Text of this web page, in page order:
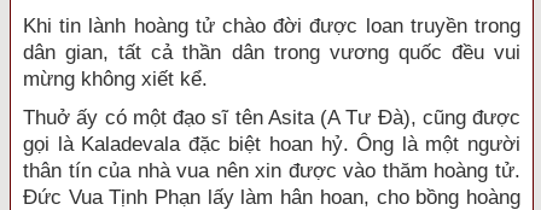
Khi tin lành hoàng tử chào đời được loan truyền trong
dân gian, tất cả thần dân trong vương quốc đều vui
mừng không xiết kể.
Thuở ấy có một đạo sĩ tên Asita (A Tư Đà), cũng được
gọi là Kaladevala đặc biệt hoan hỷ. Ông là một người
thân tín của nhà vua nên xin được vào thăm hoàng tử.
Đức Vua Tịnh Phạn lấy làm hân hoan, cho bồng hoàng